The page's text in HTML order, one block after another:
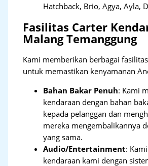
Hatchback, Brio, Agya, Ayla,
Fasilitas Carter
Malang Temanggung
Kami memberikan berbagai
untuk memastikan kenyamanan
Bahan Bakar Penuh: Kami
kendaraan dengan bahan
kepada pelanggan dan
mereka mengembalikannya
yang sama.
Audio/Entertainment:
kendaraan kami dengan